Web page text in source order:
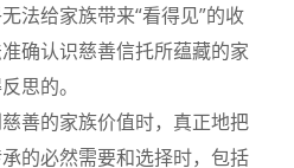
法给家族带来“看得见”的收
确认识慈善信托所蕴藏的家
思的。
善的家族价值时，真正地把
的必然需要和选择时，包括